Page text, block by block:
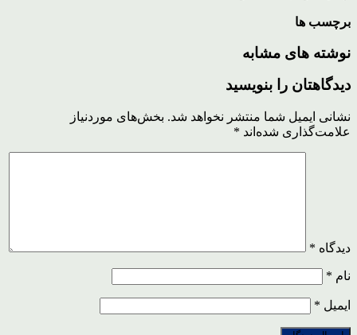
برچسب ها
نوشته های مشابه
دیدگاهتان را بنویسید
نشانی ایمیل شما منتشر نخواهد شد. بخش‌های موردنیاز
علامت‌گذاری شده‌اند *
دیدگاه *
نام *
ایمیل *